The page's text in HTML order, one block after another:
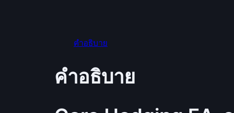
คำอธิบาย
คำอธิบาย